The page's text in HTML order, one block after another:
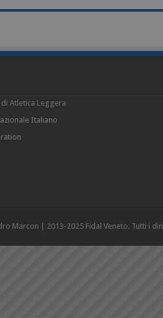
Atletica Leggera
Italiano
Marcon | 2013-2025 Fidal Veneto. Tutti i